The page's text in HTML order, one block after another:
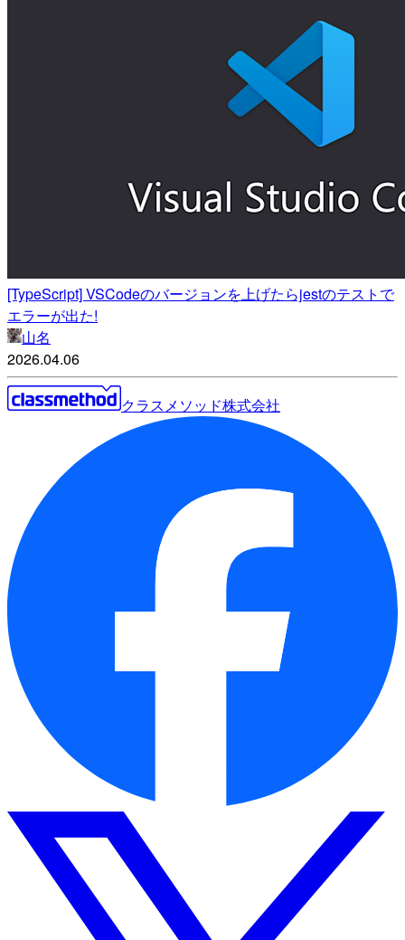
[TypeScript] VSCodeのバージョンを上げたらjestのテストで
エラーが出た!
山名
2026.04.06
クラスメソッド株式会社